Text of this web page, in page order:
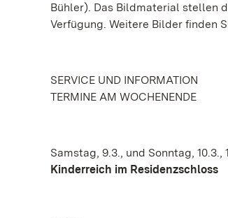
Bühler). Das Bildmaterial stellen
Verfügung. Weitere Bilder finden
SERVICE UND INFORMATION
TERMINE AM WOCHENENDE
Samstag, 9.3., und Sonntag, 10.3.,
Kinderreich im Residenzschloss